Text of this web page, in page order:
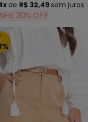
de R$ 32,49 sem juros
30% OFF